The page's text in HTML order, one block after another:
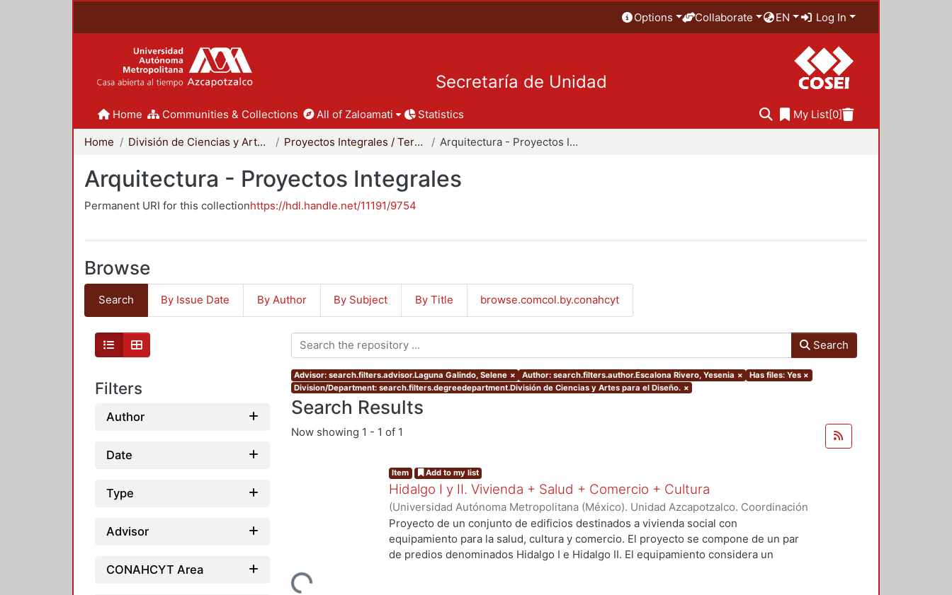
Options Collaborate EN Log In
Secretaría de Unidad
Home Communities & Collections All of Zaloamati Statistics My List[0]
Home División de Ciencias y Artes para el Diseño Proyectos Integrales / Terminales - Licenciatura Arquitectura - Proyectos Integrales
Arquitectura - Proyectos Integrales
Permanent URI for this collectionhttps://hdl.handle.net/11191/9754
Browse
Search By Issue Date By Author By Subject By Title browse.comcol.by.conahcyt
Filters
Author
Date
Type
Advisor
CONAHCYT Area
Search
Advisor: search.filters.advisor.Laguna Galindo, Selene × Author: search.filters.author.Escalona Rivero, Yesenia × Has files: Yes ×
Division/Department: search.filters.degreedepartment.División de Ciencias y Artes para el Diseño. ×
Search Results
Now showing 1 - 1 of 1
Loading...
Item Add to my list
Hidalgo I y II. Vivienda + Salud + Comercio + Cultura
(Universidad Autónoma Metropolitana (México). Unidad Azcapotzalco. Coordinación
de Servicios de Información.,2023-10)Escalona Rivero, Yesenia; Salvador Ramírez,
Raymundo David
Proyecto de un conjunto de edificios destinados a vivienda social con
equipamiento para la salud, cultura y comercio. El proyecto se compone de un par
de predios denominados Hidalgo I e Hidalgo II. El equipamiento considera un